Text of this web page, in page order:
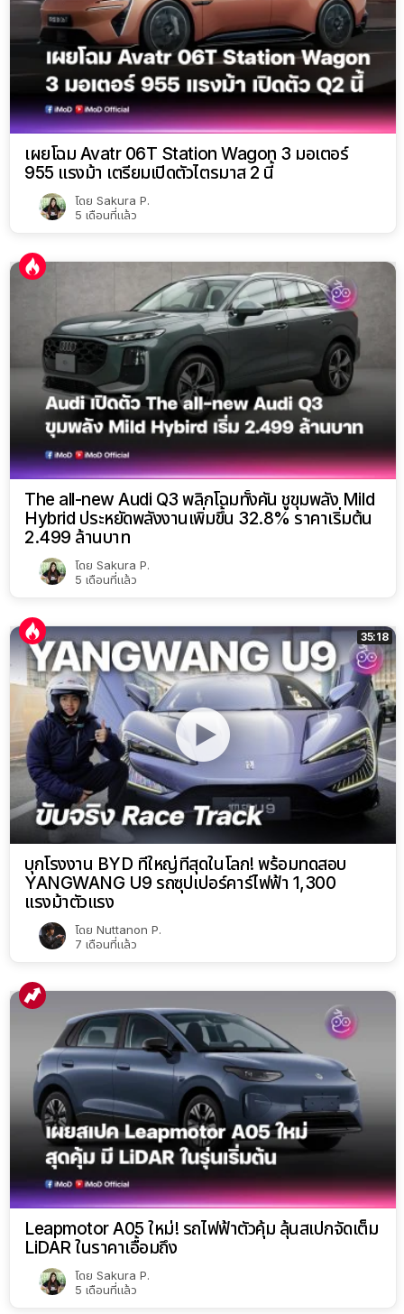
เผยโฉม Avatr 06T Station Wagon 3 มอเตอร์
955 แรงม้า เตรียมเปิดตัวไตรมาส 2 นี้
โดย Sakura P.
5 เดือนที่แล้ว
The all-new Audi Q3 พลิกโฉมทั้งคัน ชูขุมพลัง Mild
Hybrid ประหยัดพลังงานเพิ่มขึ้น 32.8% ราคาเริ่มต้น
2.499 ล้านบาท
โดย Sakura P.
5 เดือนที่แล้ว
35:18
บุกโรงงาน BYD ที่ใหญ่ที่สุดในโลก! พร้อมทดสอบ
YANGWANG U9 รถซุปเปอร์คาร์ไฟฟ้า 1,300
แรงม้าตัวแรง
โดย Nuttanon P.
7 เดือนที่แล้ว
Leapmotor A05 ใหม่! รถไฟฟ้าตัวคุ้ม ลุ้นสเปกจัดเต็ม
LiDAR ในราคาเอื้อมถึง
โดย Sakura P.
5 เดือนที่แล้ว